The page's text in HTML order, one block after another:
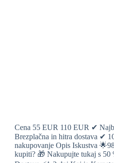
Cena 55 EUR 110 EUR ✔
Brezplačna in hitra dostava ✔
nakupovanje Opis Iskustva
kupiti? 🎁 Nakupujte tukaj s 50